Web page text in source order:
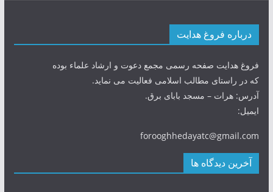
درباره فروغ هدایت
فروغ هدایت صفحه رسمی مجمع دعوت و ارشاد علماء بوده
که در راستای مطالب اسلامی فعالیت می نماید.
آدرس: هرات – مسجد بابای برق.
ایمیل:
forooghhedayatc@gmail.com
آخرین دیدگاه ها